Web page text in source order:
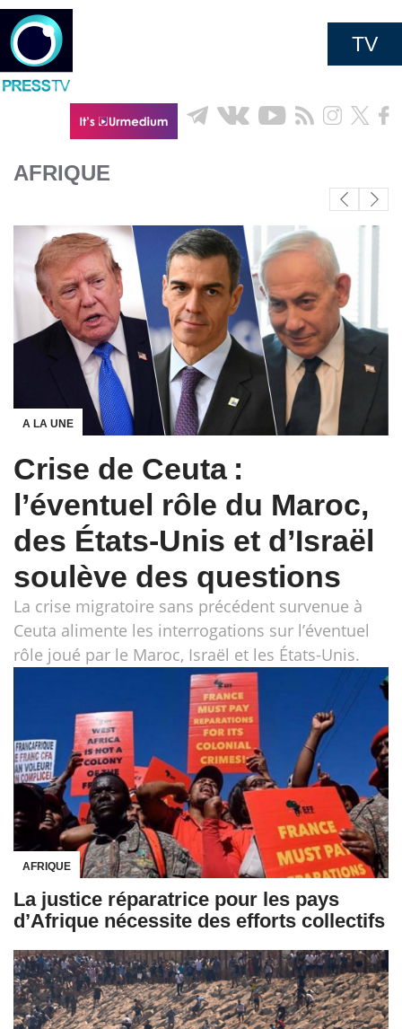
TV
AFRIQUE
A LA UNE
Crise de Ceuta :
l’éventuel rôle du Maroc,
des États-Unis et d’Israël
soulève des questions
La crise migratoire sans précédent survenue à
Ceuta alimente les interrogations sur l’éventuel
rôle joué par le Maroc, Israël et les États-Unis.
AFRIQUE
La justice réparatrice pour les pays
d’Afrique nécessite des efforts collectifs